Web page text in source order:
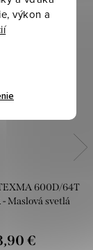
výkon a
600D/64T
Maslová svetlá
€